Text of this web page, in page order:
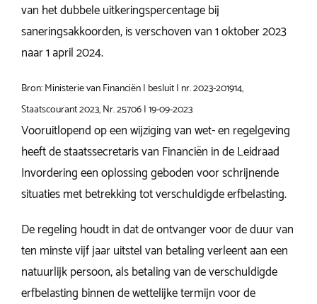
van het dubbele uitkeringspercentage bij
saneringsakkoorden, is verschoven van 1 oktober 2023
naar 1 april 2024.
Bron: Ministerie van Financiën | besluit | nr. 2023-201914,
Staatscourant 2023, Nr. 25706 | 19-09-2023
Vooruitlopend op een wijziging van wet- en regelgeving
heeft de staatssecretaris van Financiën in de Leidraad
Invordering een oplossing geboden voor schrijnende
situaties met betrekking tot verschuldigde erfbelasting.
De regeling houdt in dat de ontvanger voor de duur van
ten minste vijf jaar uitstel van betaling verleent aan een
natuurlijk persoon, als betaling van de verschuldigde
erfbelasting binnen de wettelijke termijn voor de